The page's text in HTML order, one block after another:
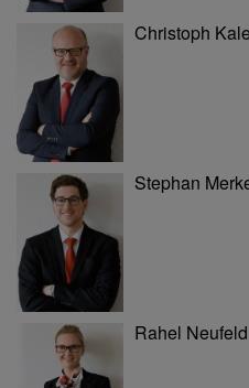
Christoph
Stephan
Rahel Neufeld